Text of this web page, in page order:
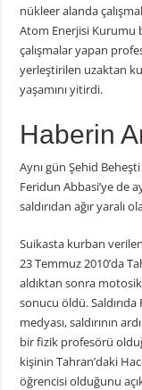
nükleer alanda
Atom Enerjisi Kurumu
çalışmalar yapan
yerleştirilen uzaktan
yaşamını yitirdi.
Haberin
Aynı gün Şehid
Feridun Abbasi’ye de
saldırıdan ağır yaralı
Suikasta kurban
23 Temmuz 2010’da
aldıktan sonra
sonucu öldü. Saldırıda
medyası, saldırının
bir fizik profesörü
kişinin Tahran’daki
öğrencisi olduğunu